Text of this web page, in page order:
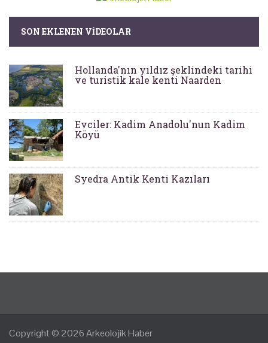
SON EKLENEN VIDEOLAR
Hollanda'nın yıldız şeklindeki tarihi
ve turistik kale kenti Naarden
Evciler: Kadim Anadolu'nun Kadim
Köyü
Syedra Antik Kenti Kazıları
Copyright © 2026Arkeolojik Haber